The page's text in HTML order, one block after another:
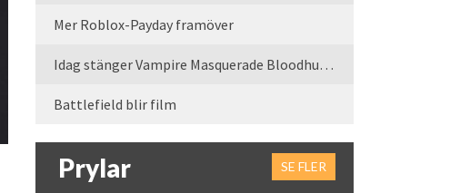
Mer Roblox-Payday framöver
Idag stänger Vampire Masquerade Bloodhunt servrarna
Battlefield blir film
Prylar SE FLER